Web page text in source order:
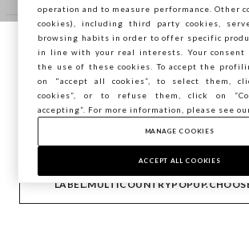
COMPANIE
CONTACTE
Copyright © Ovs S.p.A. P.Iva
290.923.470 -2.4.0
Navighezi pe STEFANEL Italia, vrei
salvezi locația ta?
CONFIRMĂ
footer.item.country
operation and to measure performance. Other
cookies), including third party cookies,
browsing habits in order to offer specific
in line with your real interests. Your consent
the use of these cookies. To accept the
on "accept all cookies”, to select them,
cookies”, or to refuse them, click on
accepting”. For more information, please see
MANAGE COOKIES
ACCEPT ALL COOKIES